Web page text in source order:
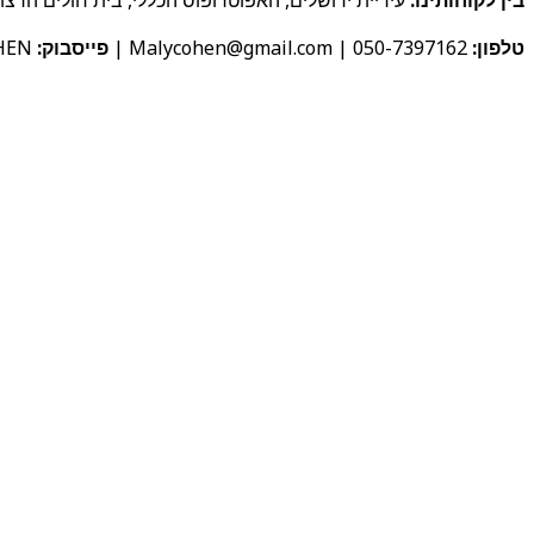
טלפון:
פייסבוק: